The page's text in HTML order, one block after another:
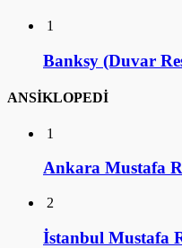
1
Banksy (Duvar
ANSİKLOPEDİ
1
Ankara Mustafa
2
İstanbul Mustafa